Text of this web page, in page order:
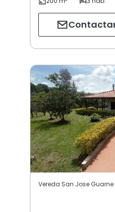
Vereda San Jose Guarne